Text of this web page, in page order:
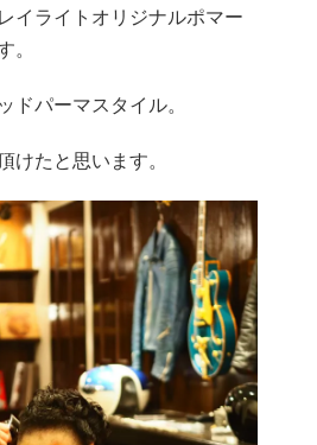
イライトオリジナルポマー
。
ドパーマスタイル。
けたと思います。